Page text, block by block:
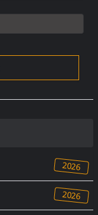
2026
2026